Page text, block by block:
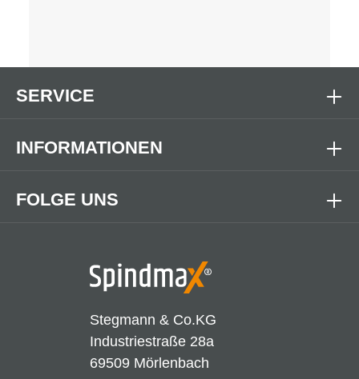
Stegmann & Co.KG
Industriestraße 28a
69509 Mörlenbach
FOLGE UNS
SERVICE
INFORMATIONEN